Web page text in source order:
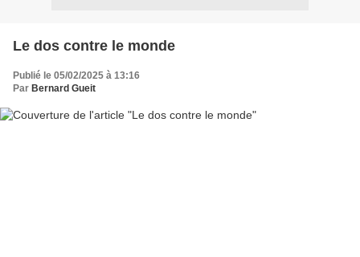
Le dos contre le monde
Publié le 05/02/2025 à 13:16
Par Bernard Gueit